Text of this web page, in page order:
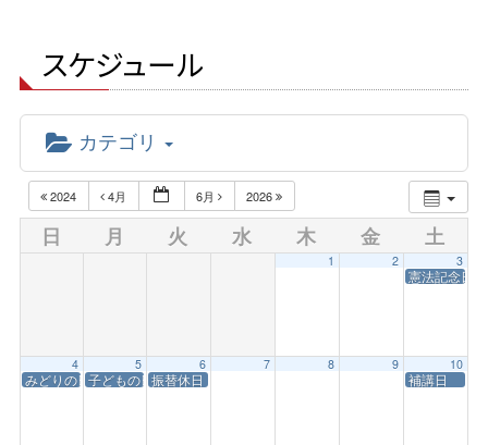
スケジュール
カテゴリ
2024 4月 6月 2026
日 月 火 水 木 金 土
1 2 3
憲法記念日
4
みどりの日・開学記念日
5
子どもの日
6
振替休日
7 8 9 10
補講日